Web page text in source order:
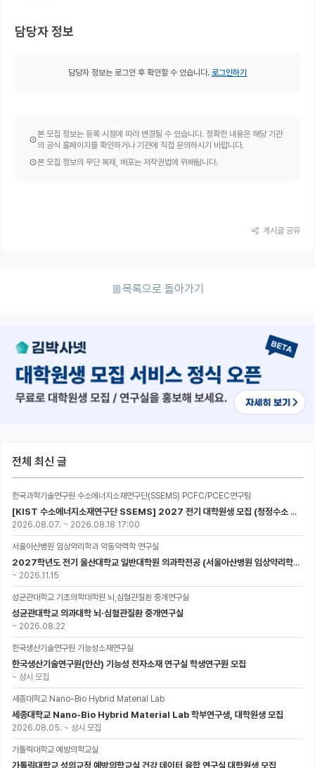
담당자 정보
담당자 정보는 로그인 후 확인할 수 있습니다. 로그인하기
본 모집 정보는 등록 시점에 따라 변경될 수 있습니다. 정확한 내용은 해당 기관
의 공식 홈페이지를 확인하거나 기관에 직접 문의하시기 바랍니다.
본 모집 정보의 무단 복제, 배포는 저작권법에 위배됩니다.
게시글 공유
목록으로 돌아가기
전체 최신 글
한국과학기술연구원 수소에너지소재연구단(SSEMS) PCFC/PCEC연구팀
[KIST 수소에너지소재연구단 SSEMS] 2027 전기 대학원생 모집 (청정수소 생산/활용을 위한 프로톤 세라믹 전지)
2026.08.07. ~ 2026.08.18 17:00
서울아산병원 임상약리학과 약동약력학 연구실
2027학년도 전기 울산대학교 일반대학원 의과학전공 (서울아산병원 임상약리학과 약동약력학 연구실) 대학원생 모집공고
~ 2026.11.15
성균관대학교 기초의학대학원 뇌,심혈관질환 중개연구실
성균관대학교 의과대학 뇌·심혈관질환 중개연구실
~ 2026.08.22
한국생산기술연구원 기능성소재연구실
한국생산기술연구원(안산) 기능성 전자소재 연구실 학생연구원 모집
~ 상시 모집
세종대학교 Nano-Bio Hybrid Material Lab
세종대학교 Nano-Bio Hybrid Material Lab 학부연구생, 대학원생 모집
2026.08.05. ~ 상시 모집
가톨릭대학교 예방의학교실
가톨릭대학교 성의교정 예방의학교실 건강 데이터 융합 연구실 대학원생 모집